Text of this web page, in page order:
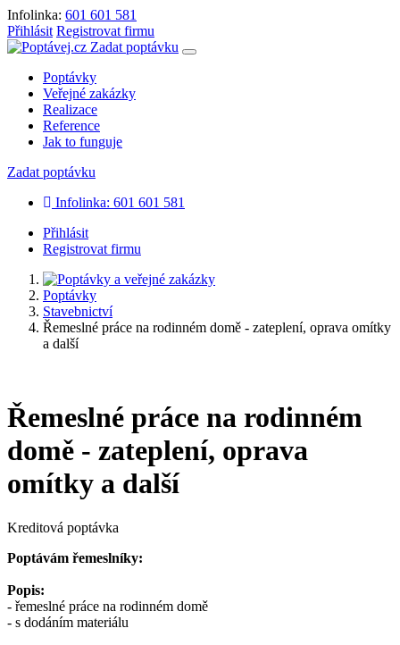
Infolinka: 601 601 581
Přihlásit Registrovat firmu
Zadat poptávku
Poptávky
Veřejné zakázky
Realizace
Reference
Jak to funguje
Zadat poptávku
Infolinka: 601 601 581
Přihlásit
Registrovat firmu
Poptávky
Stavebnictví
Řemeslné práce na rodinném domě - zateplení, oprava omítky
a další
Řemeslné práce na rodinném
domě - zateplení, oprava
omítky a další
Kreditová poptávka
Poptávám řemeslníky:
Popis:
- řemeslné práce na rodinném domě
- s dodáním materiálu